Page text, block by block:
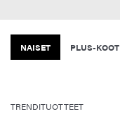
NAISET PLUS-KOOT
TRENDITUOTTEET